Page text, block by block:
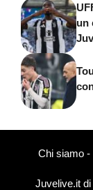
un
Chi siamo-
Juvelive.it